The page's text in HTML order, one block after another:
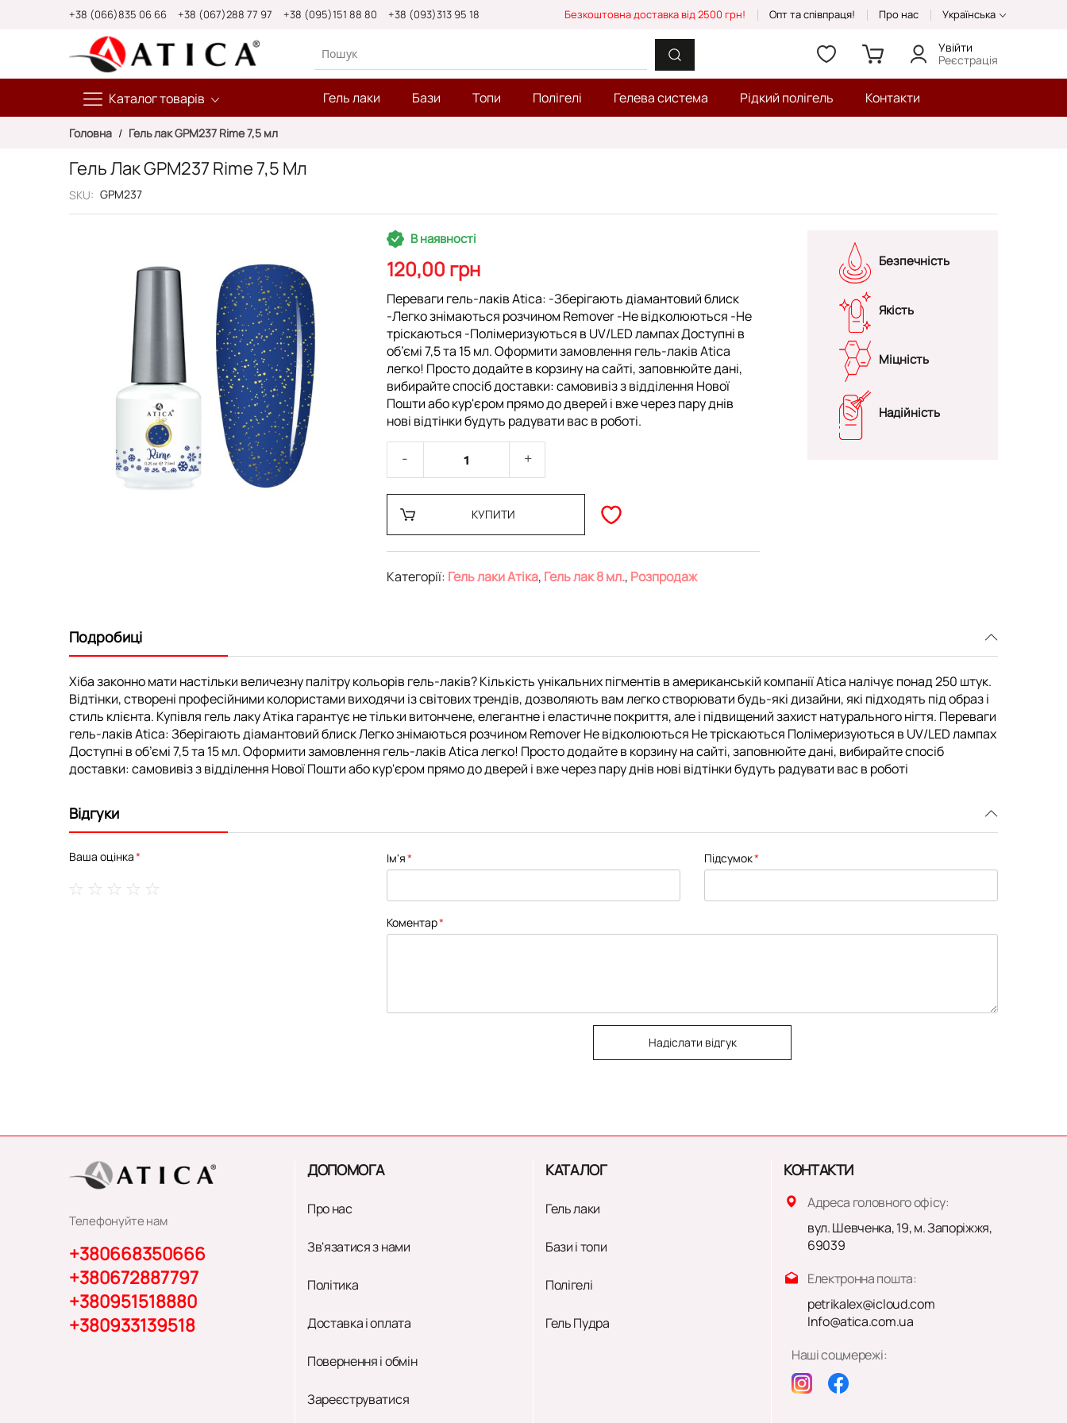
+38 (066)835 06 66 +38 (067)288 77 97 +38 (095)151 88 80 +38 (093)313 95 18 Безкоштовна доставка від 2500 грн! Опт та співпраця! Про нас Українська
Каталог товарів
Увійти
Реєстрація
Гель лаки Бази Топи Полігелі Гелева система Рідкий полігель Контакти
Головна Гель лак GPM237 Rime 7,5 мл
Гель Лак GPM237 Rime 7,5 Мл
SKU GPM237
В наявності
120,00 грн
Переваги гель-лаків Atica: -Зберігають діамантовий блиск
-Легко знімаються розчином Remover -Не відколюються -Не
тріскаються -Полімеризуються в UV/LED лампах Доступні в
об’ємі 7,5 та 15 мл. Оформити замовлення гель-лаків Atica
легко! Просто додайте в корзину на сайті, заповнюйте дані,
вибирайте спосіб доставки: самовивіз з відділення Нової
Пошти або кур'єром прямо до дверей і вже через пару днів
нові відтінки будуть радувати вас в роботі.
КУПИТИ
Категорії: Гель лаки Атіка, Гель лак 8 мл., Розпродаж
Безпечність
Якість
Міцність
Надійність
Подробиці
Хіба законно мати настільки величезну палітру кольорів гель-лаків? Кількість унікальних пігментів в американській компанії Atica налічує понад 250 штук.
Відтінки, створені професійними колористами виходячи із світових трендів, дозволяють вам легко створювати будь-які дизайни, які підходять під образ і
стиль клієнта. Купівля гель лаку Атіка гарантує не тільки витончене, елегантне і еластичне покриття, але і підвищений захист натурального нігтя. Переваги
гель-лаків Atica: Зберігають діамантовий блиск Легко знімаються розчином Remover Не відколюються Не тріскаються Полімеризуються в UV/LED лампах
Доступні в об’ємі 7,5 та 15 мл. Оформити замовлення гель-лаків Atica легко! Просто додайте в корзину на сайті, заповнюйте дані, вибирайте спосіб
доставки: самовивіз з відділення Нової Пошти або кур'єром прямо до дверей і вже через пару днів нові відтінки будуть радувати вас в роботі
Відгуки
Ваша оцінка Ім'я Підсумок
Коментар
Надіслати відгук
Телефонуйте нам
+380668350666
+380672887797
+380951518880
+380933139518
ДОПОМОГА
Про нас
Зв'язатися з нами
Політика
Доставка і оплата
Повернення і обмін
Зареєструватися
КАТАЛОГ
Гель лаки
Бази і топи
Полігелі
Гель Пудра
КОНТАКТИ
Адреса головного офісу:
вул. Шевченка, 19, м. Запоріжжя,
69039
Електронна пошта:
petrikalex@icloud.com
Info@atica.com.ua
Наші соцмережі: